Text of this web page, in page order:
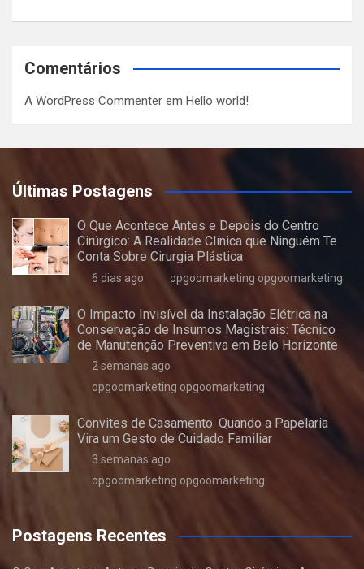
Comentários
A WordPress Commenter em Hello world!
Últimas Postagens
O Que Acontece Antes e Depois do Centro
Cirúrgico: A Realidade Clínica que Ninguém Te
Conta Sobre Cirurgia Plástica
6 dias ago opgoomarketing opgoomarketing
O Impacto Invisível da Instalação Elétrica na
Conservação de Insumos Magistrais: Técnico
de Manutenção Preventiva em Belo Horizonte
2 semanas ago
opgoomarketing opgoomarketing
Convites de Casamento: Quando a Papelaria
Vira um Gesto de Cuidado Familiar
3 semanas ago
opgoomarketing opgoomarketing
Postagens Recentes